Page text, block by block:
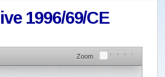
1996/69/CE
Zoom